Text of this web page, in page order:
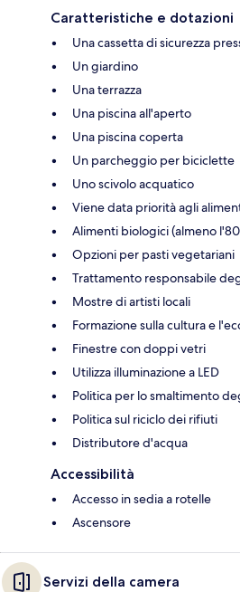
Caratteristiche e dotazioni
Una cassetta di sicurezza
Un giardino
Una terrazza
Una piscina all'aperto
Una piscina coperta
Un parcheggio per biciclette
Uno scivolo acquatico
Viene data priorità agli
Alimenti biologici (almeno
Opzioni per pasti vegetariani
Trattamento responsabile
Mostre di artisti locali
Formazione sulla cultura e
Finestre con doppi vetri
Utilizza illuminazione a LED
Politica per lo smaltimento
Politica sul riciclo dei rifiuti
Distributore d'acqua
Accessibilità
Accesso in sedia a rotelle
Ascensore
Servizi della camera